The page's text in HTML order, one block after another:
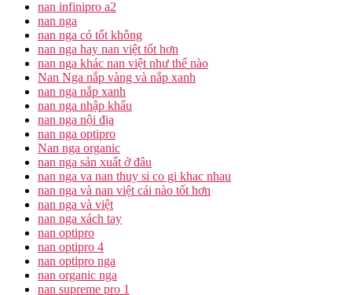
nan infinipro a2
nan nga
nan nga có tốt không
nan nga hay nan việt tốt hơn
nan nga khác nan việt như thế nào
Nan Nga nắp vàng và nắp xanh
nan nga nắp xanh
nan nga nhập khẩu
nan nga nội địa
nan nga optipro
Nan nga organic
nan nga sản xuất ở đâu
nan nga va nan thuy si co gi khac nhau
nan nga và nan việt cái nào tốt hơn
nan nga và việt
nan nga xách tay
nan optipro
nan optipro 4
nan optipro nga
nan organic nga
nan supreme pro 1